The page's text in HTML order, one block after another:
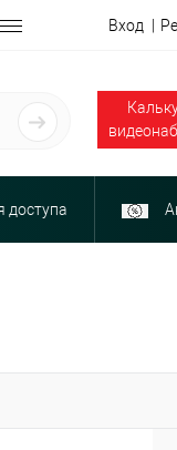
Вход
доступа